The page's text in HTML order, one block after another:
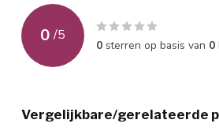
Klantgroep
Kleur specifiek
Merk remsysteem voor
0 /5
0 sterren op basis van 0
Vergelijkbare/gerelateerde